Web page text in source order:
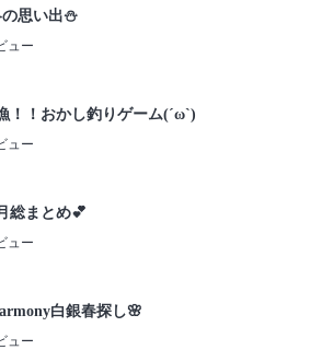
思い出⛄️
ュー
！！おかし釣りゲーム(´ω`)
ュー
総まとめ💕
ュー
白銀春探し🌸
ュー